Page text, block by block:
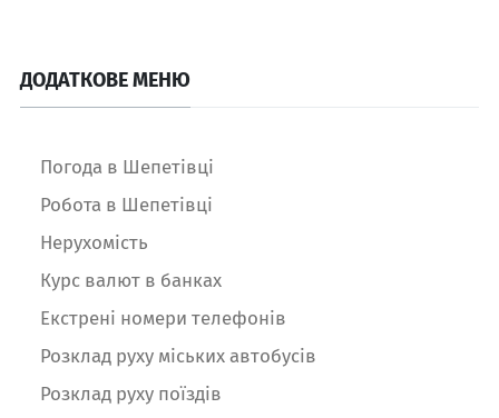
ДОДАТКОВЕ МЕНЮ
Погода в Шепетівці
Робота в Шепетівці
Нерухомість
Курс валют в банках
Екстрені номери телефонів
Розклад руху міських автобусів
Розклад руху поїздів